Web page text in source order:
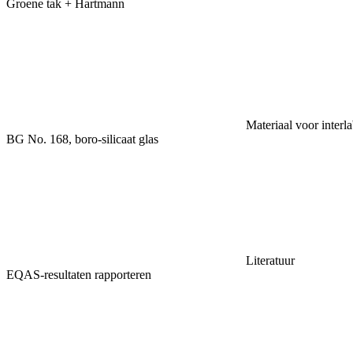
Groene tak + Hartmann
Materiaal voor
BG No. 168, boro-silicaat glas
Literatuur
EQAS-resultaten rapporteren